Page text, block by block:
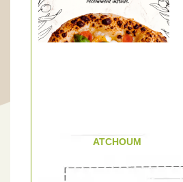
ATCHOUM